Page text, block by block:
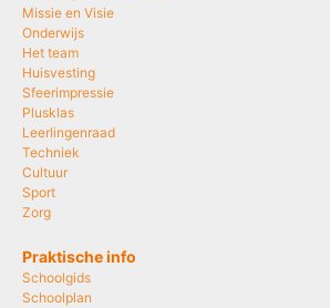
Missie en Visie
Onderwijs
Het team
Huisvesting
Sfeerimpressie
Plusklas
Leerlingenraad
Techniek
Cultuur
Sport
Zorg
Praktische info
Schoolgids
Schoolplan